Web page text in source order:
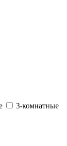
3-комнатные